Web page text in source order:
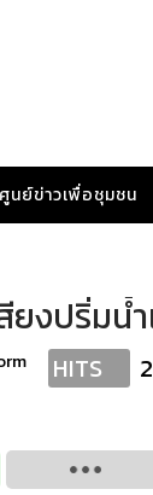
ศูนย์ข่าวเพื่อชุมชน
งปริ่มน้
HITS